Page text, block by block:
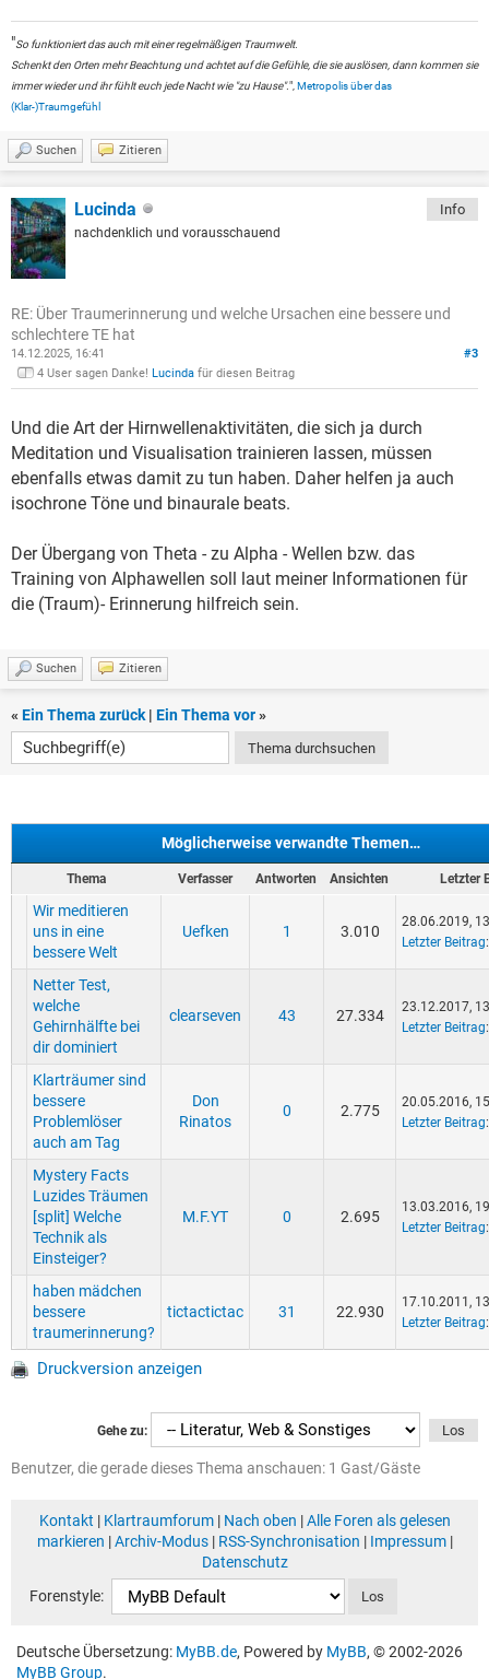
"So funktioniert das auch mit einer regelmäßigen Traumwelt.
Schenkt den Orten mehr Beachtung und achtet auf die Gefühle, die sie auslösen, dann kommen sie
immer wieder und ihr fühlt euch jede Nacht wie "zu Hause".", Metropolis über das
(Klar-)Traumgefühl
Suchen Zitieren
Lucinda
nachdenklich und vorausschauend
Info
RE: Über Traumerinnerung und welche Ursachen eine bessere und
schlechtere TE hat
#3
14.12.2025, 16:41
4 User sagen Danke! Lucinda für diesen Beitrag
Und die Art der Hirnwellenaktivitäten, die sich ja durch
Meditation und Visualisation trainieren lassen, müssen
ebenfalls etwas damit zu tun haben. Daher helfen ja auch
isochrone Töne und binaurale beats.
Der Übergang von Theta - zu Alpha - Wellen bzw. das
Training von Alphawellen soll laut meiner Informationen für
die (Traum)- Erinnerung hilfreich sein.
Suchen Zitieren
« Ein Thema zurück| Ein Thema vor»
Möglicherweise verwandte Themen…
Thema Verfasser Antworten Ansichten Letzter
Wir meditieren
uns in eine
bessere Welt
Uefken 1 3.010
28.06.2019,
Letzter Beitrag
Netter Test,
welche
Gehirnhälfte bei
dir dominiert
clearseven 43 27.334
23.12.2017,
Letzter Beitrag
Klarträumer sind
bessere
Problemlöser
auch am Tag
Don
Rinatos
0 2.775
20.05.2016,
Letzter Beitrag
Mystery Facts
Luzides Träumen
[split] Welche
Technik als
Einsteiger?
M.F.YT 0 2.695
13.03.2016,
Letzter Beitrag
haben mädchen
bessere
traumerinnerung?
tictactictac 31 22.930
17.10.2011,
Letzter Beitrag
Druckversion anzeigen
Gehe zu:
Benutzer, die gerade dieses Thema anschauen: 1 Gast/Gäste
Kontakt | Klartraumforum| Nach oben |Alle Foren als gelesen
markieren |Archiv-Modus| RSS-Synchronisation | Impressum|
Datenschutz
Forenstyle:
Deutsche Übersetzung: MyBB.de, Powered by MyBB, © 2002-2026
MyBB Group.